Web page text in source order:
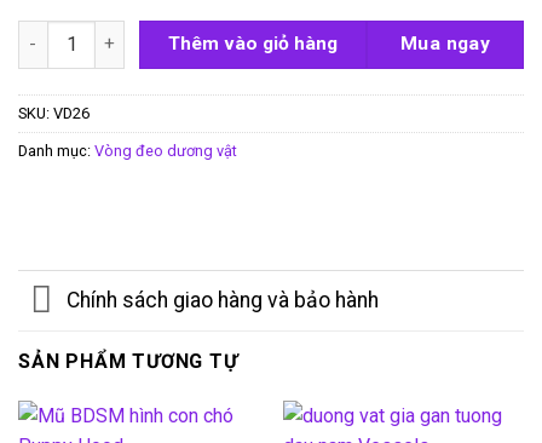
Vòng đeo dương vật Pretty Love Eudora số lượng
Thêm vào giỏ hàng Mua ngay
SKU: VD26
Danh mục: Vòng đeo dương vật
Chính sách giao hàng và bảo hành
SẢN PHẨM TƯƠNG TỰ